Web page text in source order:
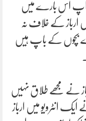
آپ اس بارے میں
ارباز کے خلاف نہ
بچوں کے باپ ہیں
نے مجھے طلاق نہیں
انٹرویو میں ارباز